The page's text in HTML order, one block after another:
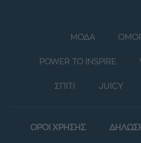
ΜΟΔΑ
POWER TO INSPIRE
ΣΠΙΤΙ JUICY
ΟΡΟΙ ΧΡΗΣΗΣ